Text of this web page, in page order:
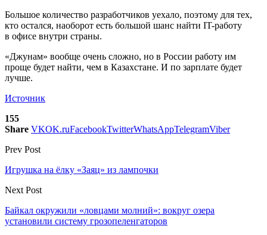
Большое количество разработчиков уехало, поэтому для тех,
кто остался, наоборот есть большой шанс найти IT-работу
в офисе внутри страны.
«Джунам» вообще очень сложно, но в России работу им
проще будет найти, чем в Казахстане. И по зарплате будет
лучше.
Источник
155
Share VKOK.ruFacebookTwitterWhatsAppTelegramViber
Prev Post
Игрушка на ёлку «Заяц» из лампочки
Next Post
Байкал окружили «ловцами молний»: вокруг озера
установили систему грозопеленгаторов